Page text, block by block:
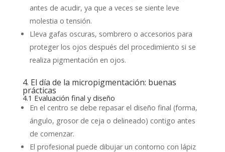
antes de acudir, ya que a veces se siente leve
molestia o tensión.
Lleva gafas oscuras, sombrero o accesorios para
proteger los ojos después del procedimiento si se
realiza pigmentación en ojos.
4. El día de la micropigmentación: buenas
prácticas
4.1 Evaluación final y diseño
En el centro se debe repasar el diseño final (forma,
ángulo, grosor de ceja o delineado) contigo antes
de comenzar.
El profesional puede dibujar un contorno con lápiz